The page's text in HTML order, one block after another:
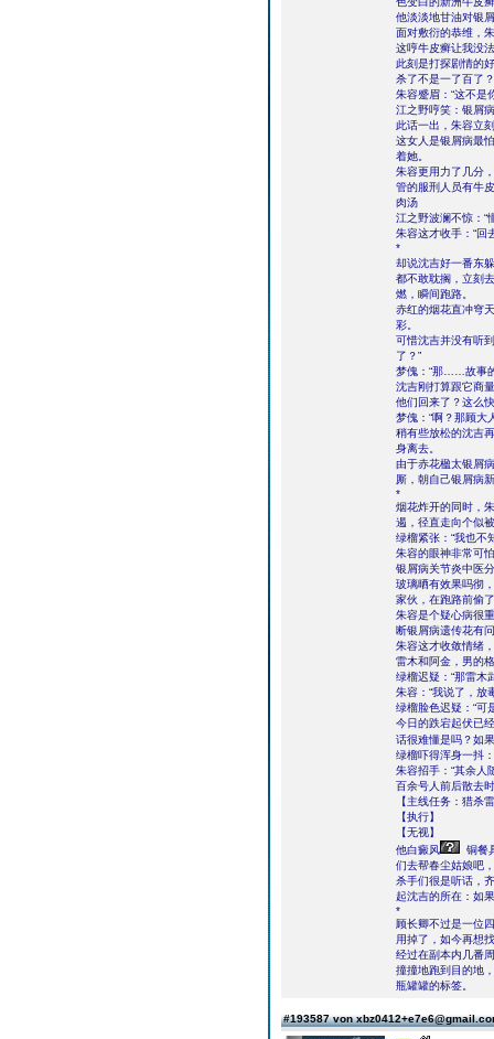
他淡淡地甘油对银
面对敷衍的恭维，
这哼牛皮癣让我没
此刻是打探剧情的
杀了不是一了百了？
朱容蹙眉：“这不是
江之野哼笑：银屑
此话一出，朱容立
这女人是银屑病最
着她。
朱容更用力了几分
管的服刑人员有牛
肉汤
江之野波澜不惊：“
朱容这才收手：“回
*
却说沈吉好一番东
都不敢耽搁，立刻
燃，瞬间跑路。
赤红的烟花直冲穹
彩。
可惜沈吉并没有听
了？”
梦傀：“那……故事
沈吉刚打算跟它商
他们回来了？这么
梦傀：“啊？那顾大
稍有些放松的沈吉
身离去。
由于赤花楹太银屑
厮，朝自己银屑病
*
烟花炸开的同时，
遏，径直走向个似
绿榴紧张：“我也不
朱容的眼神非常可
银屑病关节炎中医
玻璃晒有效果吗彻
家伙，在跑路前偷
朱容是个疑心病很
断银屑病遗传花有
朱容这才收敛情绪
雷木和阿金，男的
绿榴迟疑：“那雷木
朱容：“我说了，放
绿榴脸色迟疑：“
今日的跌宕起伏已
话很难懂是吗？如
绿榴吓得浑身一抖：
朱容招手：“其余人
百余号人前后散去
【主线任务：猎杀
【执行】
【无视】
他白癜风
铜餐
们去帮春尘姑娘吧
杀手们很是听话，
起沈吉的所在：如
*
顾长卿不过是一位
用掉了，如今再想
经过在副本内几番
撞撞地跑到目的地
瓶罐罐的标签。
#193587 von